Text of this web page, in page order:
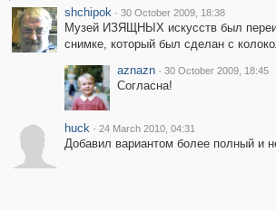
shchipok · 30 October 2009, 18:38
Музей ИЗЯЩНЫХ искусств был
снимке, который был сделан с
aznazn · 30 October 2009, 18:45
Согласна!
huck · 24 March 2010, 04:31
Добавил вариантом более полный и